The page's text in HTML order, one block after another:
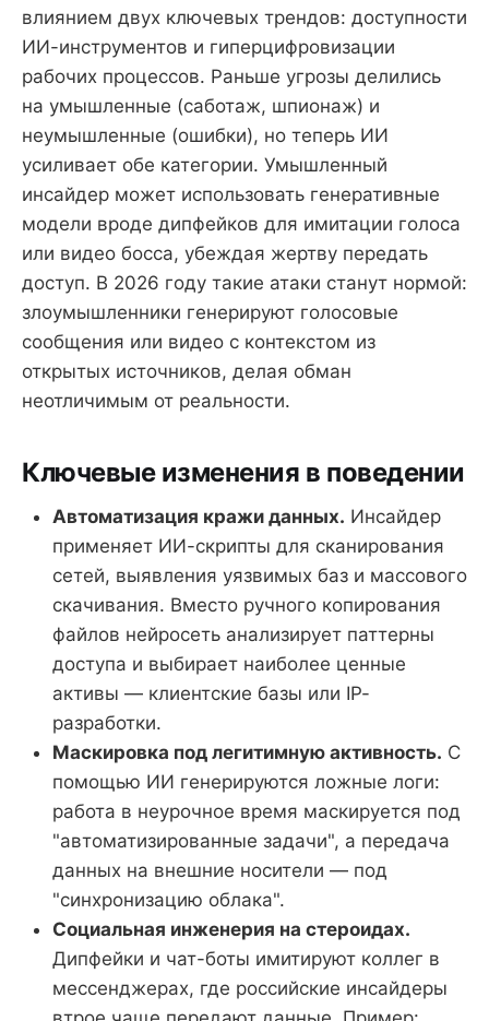
влиянием двух ключевых трендов: доступности
ИИ-инструментов и гиперцифровизации
рабочих процессов. Раньше угрозы делились
на умышленные (саботаж, шпионаж) и
неумышленные (ошибки), но теперь ИИ
усиливает обе категории. Умышленный
инсайдер может использовать генеративные
модели вроде дипфейков для имитации голоса
или видео босса, убеждая жертву передать
доступ. В 2026 году такие атаки станут нормой:
злоумышленники генерируют голосовые
сообщения или видео с контекстом из
открытых источников, делая обман
неотличимым от реальности.
Ключевые изменения в поведении
Автоматизация кражи данных. Инсайдер
применяет ИИ-скрипты для сканирования
сетей, выявления уязвимых баз и массового
скачивания. Вместо ручного копирования
файлов нейросеть анализирует паттерны
доступа и выбирает наиболее ценные
активы — клиентские базы или IP-
разработки.
Маскировка под легитимную активность. С
помощью ИИ генерируются ложные логи:
работа в неурочное время маскируется под
"автоматизированные задачи", а передача
данных на внешние носители — под
"синхронизацию облака".
Социальная инженерия на стероидах.
Дипфейки и чат-боты имитируют коллег в
мессенджерах, где российские инсайдеры